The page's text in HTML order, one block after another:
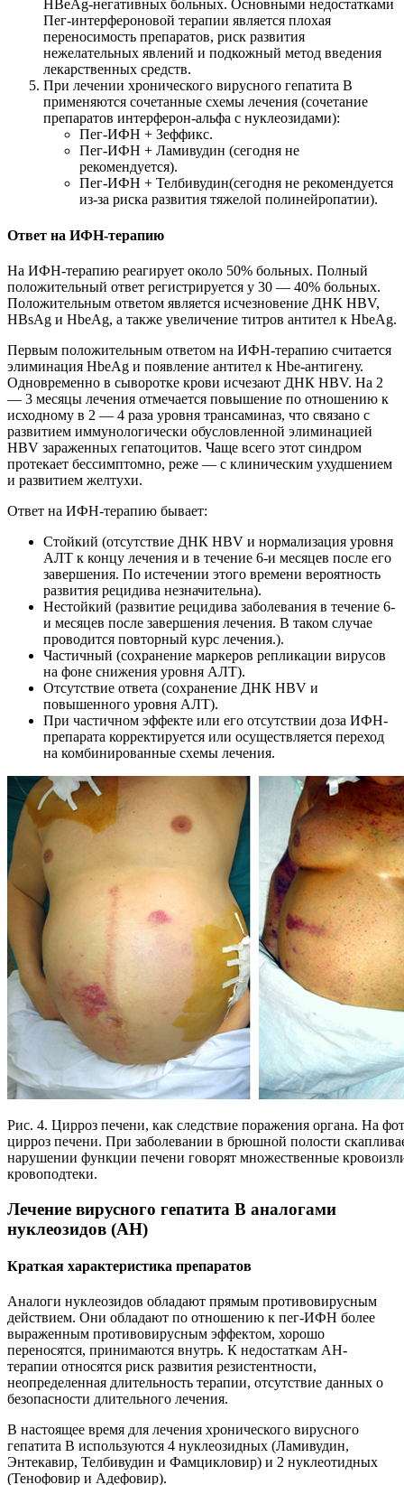
HBeAg-негативных больных. Основными недостатками
Пег-интерфероновой терапии является плохая
переносимость препаратов, риск развития
нежелательных явлений и подкожный метод введения
лекарственных средств.
При лечении хронического вирусного гепатита В
применяются сочетанные схемы лечения (сочетание
препаратов интерферон-альфа с нуклеозидами):
Пег-ИФН + Зеффикс.
Пег-ИФН + Ламивудин (сегодня не
рекомендуется).
Пег-ИФН + Телбивудин(сегодня не рекомендуется
из-за риска развития тяжелой полинейропатии).
Ответ на ИФН-терапию
На ИФН-терапию реагирует около 50% больных. Полный
положительный ответ регистрируется у 30 — 40% больных.
Положительным ответом является исчезновение ДНК HBV,
HBsAg и HbeAg, а также увеличение титров антител к HbeAg.
Первым положительным ответом на ИФН-терапию считается
элиминация HbeAg и появление антител к Hbe-антигену.
Одновременно в сыворотке крови исчезают ДНК HBV. На 2
— 3 месяцы лечения отмечается повышение по отношению к
исходному в 2 — 4 раза уровня трансаминаз, что связано с
развитием иммунологически обусловленной элиминацией
HВV зараженных гепатоцитов. Чаще всего этот синдром
протекает бессимптомно, реже — с клиническим ухудшением
и развитием желтухи.
Ответ на ИФН-терапию бывает:
Стойкий (отсутствие ДНК HBV и нормализация уровня
АЛТ к концу лечения и в течение 6-и месяцев после его
завершения. По истечении этого времени вероятность
развития рецидива незначительна).
Нестойкий (развитие рецидива заболевания в течение 6-
и месяцев после завершения лечения. В таком случае
проводится повторный курс лечения.).
Частичный (сохранение маркеров репликации вирусов
на фоне снижения уровня АЛТ).
Отсутствие ответа (сохранение ДНК HBV и
повышенного уровня АЛТ).
При частичном эффекте или его отсутствии доза ИФН-
препарата корректируется или осуществляется переход
на комбинированные схемы лечения.
Рис. 4. Цирроз печени, как следствие поражения органа. На
цирроз печени. При заболевании в брюшной полости
нарушении функции печени говорят множественные
кровоподтеки.
Лечение вирусного гепатита В аналогами
нуклеозидов (АН)
Краткая характеристика препаратов
Аналоги нуклеозидов обладают прямым противовирусным
действием. Они обладают по отношению к пег-ИФН более
выраженным противовирусным эффектом, хорошо
переносятся, принимаются внутрь. К недостаткам АН-
терапии относятся риск развития резистентности,
неопределенная длительность терапии, отсутствие данных о
безопасности длительного лечения.
В настоящее время для лечения хронического вирусного
гепатита В используются 4 нуклеозидных (Ламивудин,
Энтекавир, Телбивудин и Фамцикловир) и 2 нуклеотидных
(Тенофовир и Адефовир).